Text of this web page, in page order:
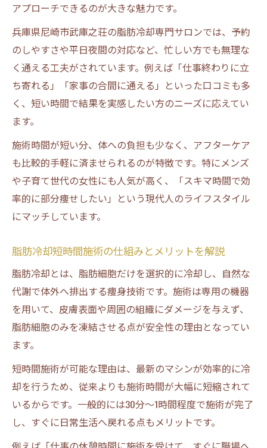
アプローチできるのが大きな魅力です。
兵庫県尼崎市武庫之荘の脂肪冷却専門サロンでは、予約
のしやすさや平日夜間の対応など、忙しい方でも無理な
く通える工夫がされています。例えば「仕事終わりに立
ち寄れる」「家事の合間に通える」といった口コミも多
く、短い時間で結果を実感したい方のニーズに応えてい
ます。
施術時間が短い分、体への負担も少なく、アフターケア
も比較的手軽に済ませられるのが特徴です。特にメンズ
や子育て世代の女性にも人気が高く、「スキマ時間で効
率的に部分痩せしたい」という現代人のライフスタイル
にマッチしています。
脂肪冷却短時間施術の仕組みとメリットを解説
脂肪冷却とは、脂肪細胞だけを選択的に冷却し、自然な
代謝で体外へ排出する痩身技術です。施術は専用の機器
を用いて、皮膚表面や周囲の組織にダメージを与えず、
脂肪細胞のみを凍結させる点が安全性の理由となってい
ます。
短時間施術が可能な理由は、最新のマシンが効率的に冷
却を行うため、従来よりも施術時間が大幅に短縮されて
いるからです。一般的には30分〜1時間程度で施術が完了
し、すぐに日常生活へ戻れる点もメリットです。